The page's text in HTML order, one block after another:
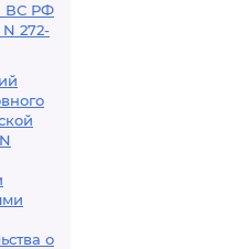
ВС РФ
N 272-
о